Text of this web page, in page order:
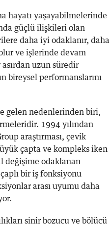
hayatı yaşayabilmelerinde
güçlü ilişkileri olan
daha iyi odaklanır, daha
ve işlerinde devam
uzun süredir
bireysel performanslarını
gelen nedenlerinden biri,
1994 yılından
araştırması, çevik
çapta ve kompleks iken
değişime odaklanan
bir iş fonksiyonu
arası uyumu daha
sinir bozucu ve bölücü